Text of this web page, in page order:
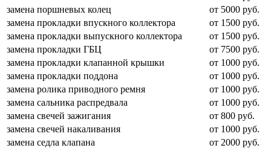
замена поршневых колец
от 5000 руб.
замена прокладки впускного коллектора
от 1500 руб.
замена прокладки выпускного коллектора
от 1500 руб.
замена прокладки ГБЦ
от 7500 руб.
замена прокладки клапанной крышки
от 1000 руб.
замена прокладки поддона
от 1000 руб.
замена ролика приводного ремня
от 1000 руб.
замена сальника распредвала
от 1000 руб.
замена свечей зажигания
от 800 руб.
замена свечей накаливания
от 1000 руб.
замена седла клапана
от 2000 руб.